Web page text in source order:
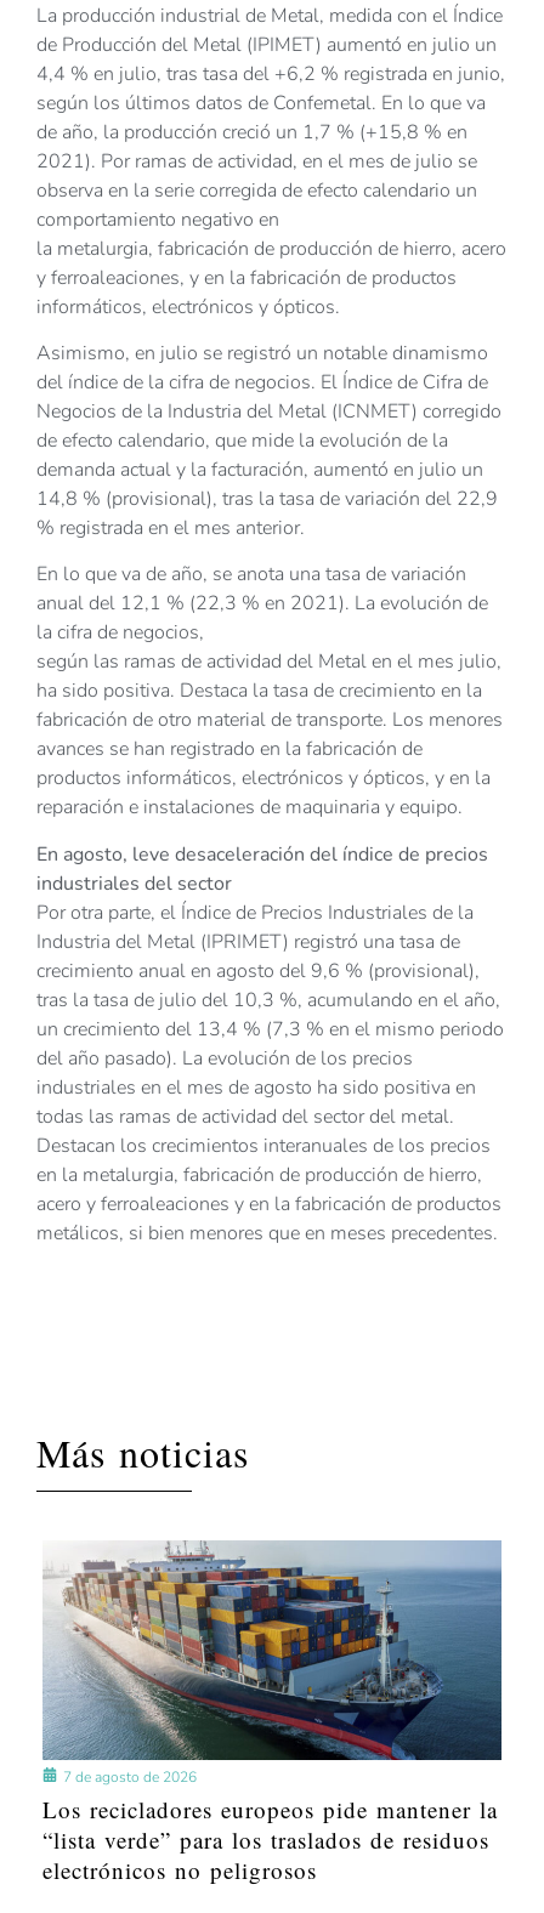
La producción industrial de Metal, medida con el Índice
de Producción del Metal (IPIMET) aumentó en julio un
4,4 % en julio, tras tasa del +6,2 % registrada en junio,
según los últimos datos de Confemetal. En lo que va
de año, la producción creció un 1,7 % (+15,8 % en
2021). Por ramas de actividad, en el mes de julio se
observa en la serie corregida de efecto calendario un
comportamiento negativo en
la metalurgia, fabricación de producción de hierro, acero
y ferroaleaciones, y en la fabricación de productos
informáticos, electrónicos y ópticos.
Asimismo, en julio se registró un notable dinamismo
del índice de la cifra de negocios. El Índice de Cifra de
Negocios de la Industria del Metal (ICNMET) corregido
de efecto calendario, que mide la evolución de la
demanda actual y la facturación, aumentó en julio un
14,8 % (provisional), tras la tasa de variación del 22,9
% registrada en el mes anterior.
En lo que va de año, se anota una tasa de variación
anual del 12,1 % (22,3 % en 2021). La evolución de
la cifra de negocios,
según las ramas de actividad del Metal en el mes julio,
ha sido positiva. Destaca la tasa de crecimiento en la
fabricación de otro material de transporte. Los menores
avances se han registrado en la fabricación de
productos informáticos, electrónicos y ópticos, y en la
reparación e instalaciones de maquinaria y equipo.
En agosto, leve desaceleración del índice de precios
industriales del sector
Por otra parte, el Índice de Precios Industriales de la
Industria del Metal (IPRIMET) registró una tasa de
crecimiento anual en agosto del 9,6 % (provisional),
tras la tasa de julio del 10,3 %, acumulando en el año,
un crecimiento del 13,4 % (7,3 % en el mismo periodo
del año pasado). La evolución de los precios
industriales en el mes de agosto ha sido positiva en
todas las ramas de actividad del sector del metal.
Destacan los crecimientos interanuales de los precios
en la metalurgia, fabricación de producción de hierro,
acero y ferroaleaciones y en la fabricación de productos
metálicos, si bien menores que en meses precedentes.
Más noticias
7 de agosto de 2026
Los recicladores europeos pide mantener la
“lista verde” para los traslados de residuos
electrónicos no peligrosos